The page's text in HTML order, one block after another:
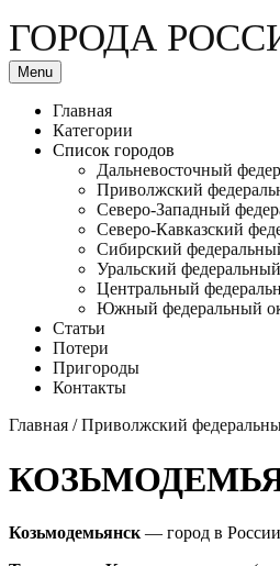
ГОРОДА
Menu
Главная
Категории
Список городов
Дальневосточный
Приволжский
Северо-Западный
Северо-Кавказский
Сибирский
Уральский
Центральный
Южный федеральный
Статьи
Потери
Пригороды
Контакты
Главная /Приволжский
Козьмодемьянск — город в